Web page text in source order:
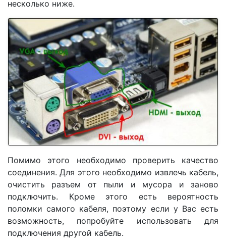
несколько ниже.
Помимо этого необходимо проверить качество
соединения. Для этого необходимо извлечь кабель,
очистить разъем от пыли и мусора и заново
подключить. Кроме этого есть вероятность
поломки самого кабеля, поэтому если у Вас есть
возможность, попробуйте использовать для
подключения другой кабель.